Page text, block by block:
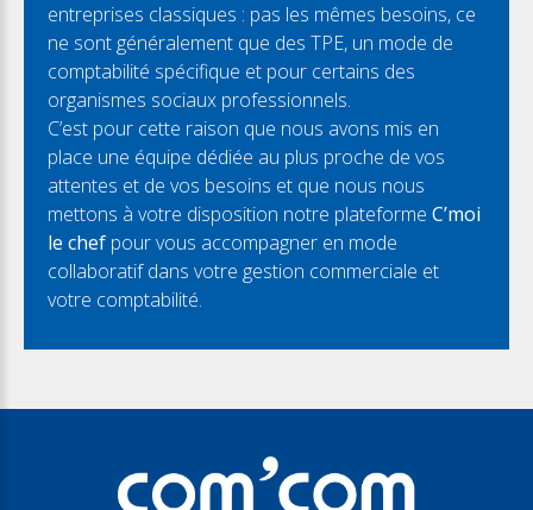
entreprises classiques : pas les mêmes besoins, ce
ne sont généralement que des TPE, un mode de
comptabilité spécifique et pour certains des
organismes sociaux professionnels.
C’est pour cette raison que nous avons mis en
place une équipe dédiée au plus proche de vos
attentes et de vos besoins et que nous nous
mettons à votre disposition notre plateforme C’moi
le chef pour vous accompagner en mode
collaboratif dans votre gestion commerciale et
votre comptabilité.